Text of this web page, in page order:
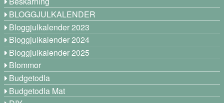
BLOGGJULKALENDER
Bloggjulkalender 2023
Bloggjulkalender 2024
Bloggjulkalender 2025
Blommor
Budgetodla
Budgetodla Mat